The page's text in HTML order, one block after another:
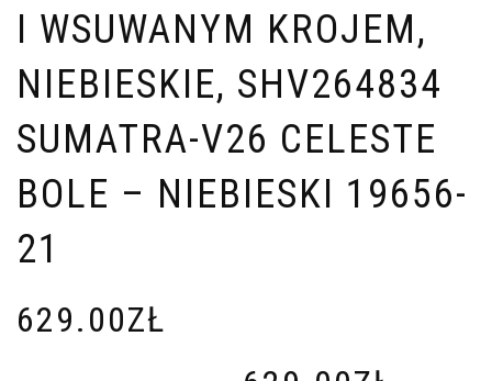
I WSUWANYM KROJEM,
NIEBIESKIE, SHV264834
SUMATRA-V26 CELESTE
BOLE – NIEBIESKI 19656-
21
629.00ZŁ